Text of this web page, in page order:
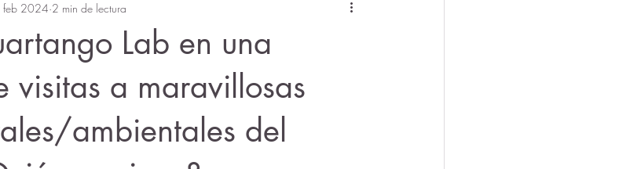
Lab en una
visitas a maravillosas
ambientales del
feb 2024 2 min de lectura